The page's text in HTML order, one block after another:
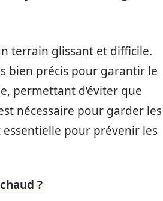
terrain glissant et difficile.
bien précis pour garantir le
permettant d’éviter que
nécessaire pour garder les
pour prévenir les
?